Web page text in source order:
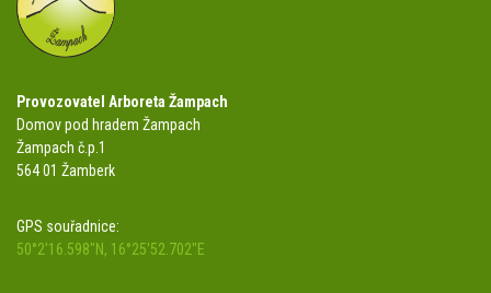
Provozovatel Arboreta Žampach
Domov pod hradem Žampach
Žampach č.p.1
564 01 Žamberk
GPS souřadnice:
50°2'16.598"N, 16°25'52.702"E